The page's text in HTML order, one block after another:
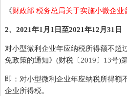
《财政部 税务总局关于实施小微企
2、2021年1月1日至2021年12月31日
对小型微利企业年应纳税所得额不超
免政策的通知》(财税〔2019〕13号)
即：对小型微利企业年应纳税所得额
企业所得税。